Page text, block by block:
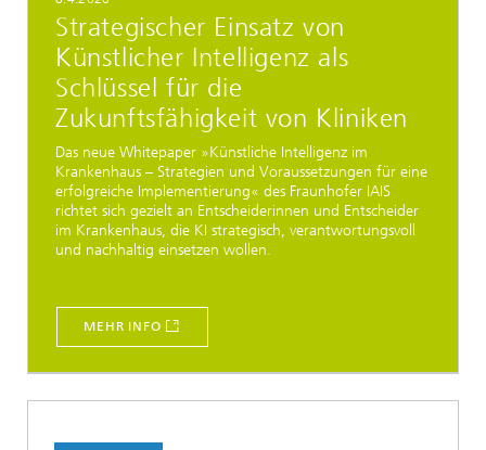
Strategischer Einsatz von
Künstlicher Intelligenz als
Schlüssel für die
Zukunftsfähigkeit von Kliniken
Das neue Whitepaper »Künstliche Intelligenz im
Krankenhaus – Strategien und Voraussetzungen für eine
erfolgreiche Implementierung« des Fraunhofer IAIS
richtet sich gezielt an Entscheiderinnen und Entscheider
im Krankenhaus, die KI strategisch, verantwortungsvoll
und nachhaltig einsetzen wollen.
MEHR INFO